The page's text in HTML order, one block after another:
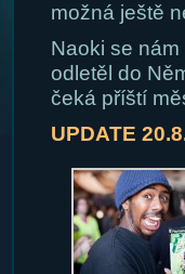
možná ještě
Naoki se
odletěl do
čeká příští
UPDATE